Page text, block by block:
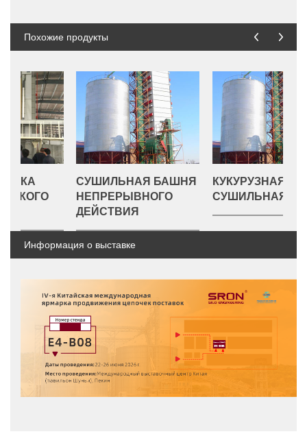
Похожие продукты
СУШИЛЬНАЯ БАШНЯ
НЕПРЕРЫВНОГО
ДЕЙСТВИЯ
КУКУРУЗНАЯ
СУШИЛЬНАЯ БАШНЯ
Информация о выставке